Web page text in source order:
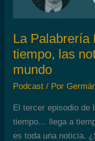
oscuridad
La Palabrería
tiempo, las
mundo
Podcast / Por
El tercer episodio de
tiempo… llega a
es toda una noticia.